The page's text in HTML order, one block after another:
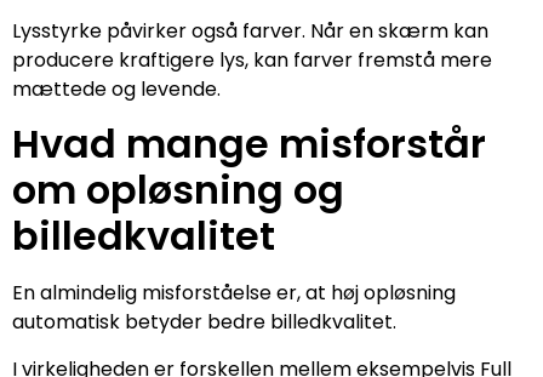
Lysstyrke påvirker også farver. Når en skærm kan
producere kraftigere lys, kan farver fremstå mere
mættede og levende.
Hvad mange misforstår
om opløsning og
billedkvalitet
En almindelig misforståelse er, at høj opløsning
automatisk betyder bedre billedkvalitet.
I virkeligheden er forskellen mellem eksempelvis Full